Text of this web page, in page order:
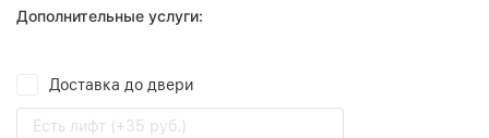
Дополнительные услуги:
Доставка до двери
Есть лифт (+35 руб.)